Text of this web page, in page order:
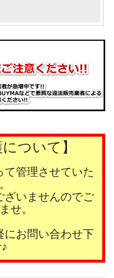
ついて】
て管理させていた
ざいませんのでご
せ。
にお問い合わせ下